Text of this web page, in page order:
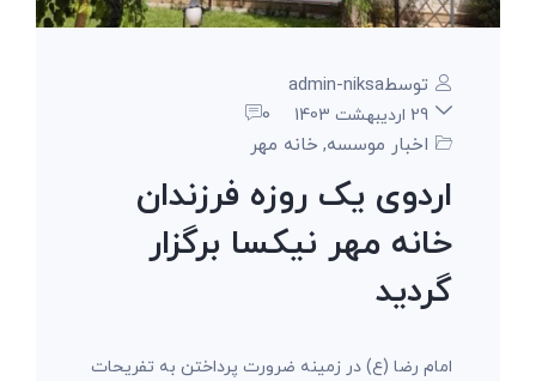
توسطadmin-niksa
29 اردیبهشت 1403
0
اخبار موسسه, خانه مهر
اردوی یک روزه فرزندان
خانه مهر نیکسا برگزار
گردید
امام رضا (ع) در زمینه ضرورت پرداختن به تفریحات